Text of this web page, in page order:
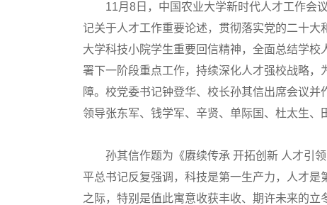
11月8日，中国农业大学新时代人才工作会议
记关于人才工作重要论述，贯彻落实党的二十
大学科技小院学生重要回信精神，全面总结学
署下一阶段重点工作，持续深化人才强校战略
障。校党委书记钟登华、校长孙其信出席会议
领导张东军、钱学军、辛贤、单际国、杜太生、
孙其信作题为《赓续传承 开拓创新 人才引领
平总书记反复强调，科技是第一生产力，人才
之际，特别是值此寓意收获丰收、期许未来的